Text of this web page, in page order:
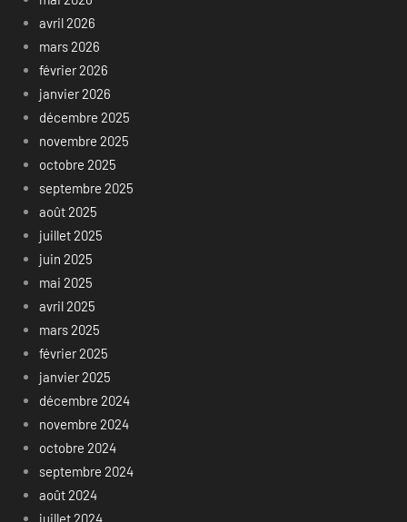
avril 2026
mars 2026
février 2026
janvier 2026
décembre 2025
novembre 2025
octobre 2025
septembre 2025
août 2025
juillet 2025
juin 2025
mai 2025
avril 2025
mars 2025
février 2025
janvier 2025
décembre 2024
novembre 2024
octobre 2024
septembre 2024
août 2024
juillet 2024